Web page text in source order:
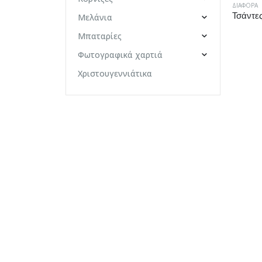
ΔΙΆΦΟΡΑ
Μελάνια
Μπαταρίες
Φωτογραφικά χαρτιά
Χριστουγεννιάτικα